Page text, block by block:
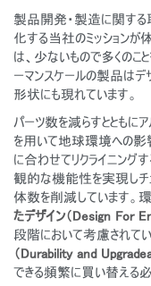
製品開発・製造に関す
化する当社のミッションが
は、少ないもので多くのこ
ーマンスケールの製品はデ
形状にも現れています。
パーツ数を減らすとともに
を用いて地球環境への影
に合わせてリクライニング
観的な機能性を実現しチ
体数を削減しています。
たデザイン（Design For
段階において考慮されてい
（Durability and
できる頻繁に買い替える